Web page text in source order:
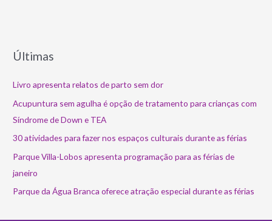
Últimas
Livro apresenta relatos de parto sem dor
Acupuntura sem agulha é opção de tratamento para crianças com
Síndrome de Down e TEA
30 atividades para fazer nos espaços culturais durante as férias
Parque Villa-Lobos apresenta programação para as férias de
janeiro
Parque da Água Branca oferece atração especial durante as férias